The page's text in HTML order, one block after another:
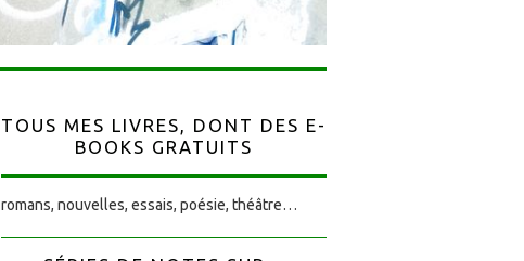
TOUS MES LIVRES, DONT DES E-
BOOKS GRATUITS
romans, nouvelles, essais, poésie, théâtre…